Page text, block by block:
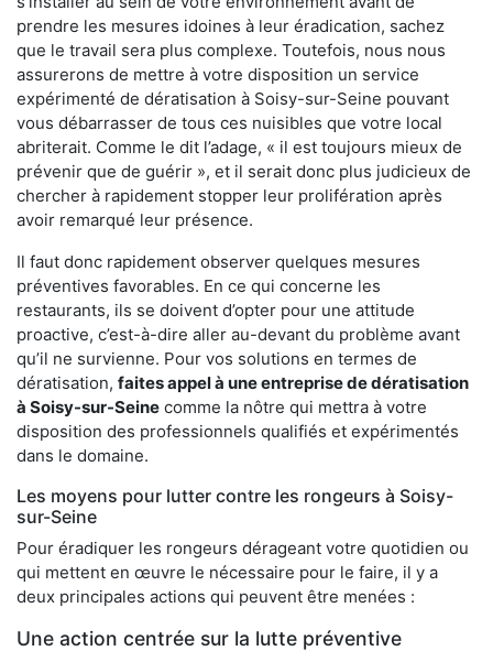
prendre les mesures idoines à leur éradication, sachez
que le travail sera plus complexe. Toutefois, nous nous
assurerons de mettre à votre disposition un service
expérimenté de dératisation à Soisy-sur-Seine pouvant
vous débarrasser de tous ces nuisibles que votre local
abriterait. Comme le dit l’adage, « il est toujours mieux de
prévenir que de guérir », et il serait donc plus judicieux de
chercher à rapidement stopper leur prolifération après
avoir remarqué leur présence.
Il faut donc rapidement observer quelques mesures
préventives favorables. En ce qui concerne les
restaurants, ils se doivent d’opter pour une attitude
proactive, c’est-à-dire aller au-devant du problème avant
qu’il ne survienne. Pour vos solutions en termes de
dératisation, faites appel à une entreprise de dératisation
à Soisy-sur-Seine comme la nôtre qui mettra à votre
disposition des professionnels qualifiés et expérimentés
dans le domaine.
Les moyens pour lutter contre les rongeurs à Soisy-
sur-Seine
Pour éradiquer les rongeurs dérageant votre quotidien ou
qui mettent en œuvre le nécessaire pour le faire, il y a
deux principales actions qui peuvent être menées :
Une action centrée sur la lutte préventive